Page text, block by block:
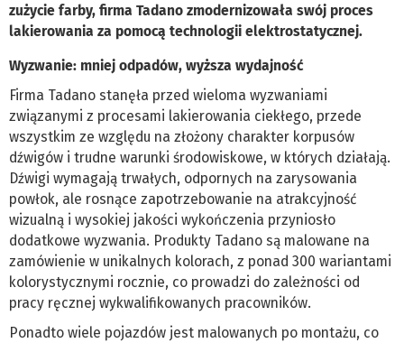
zużycie farby, firma Tadano zmodernizowała swój proces
lakierowania za pomocą technologii elektrostatycznej.
Wyzwanie: mniej odpadów, wyższa wydajność
Firma Tadano stanęła przed wieloma wyzwaniami
związanymi z procesami lakierowania ciekłego, przede
wszystkim ze względu na złożony charakter korpusów
dźwigów i trudne warunki środowiskowe, w których działają.
Dźwigi wymagają trwałych, odpornych na zarysowania
powłok, ale rosnące zapotrzebowanie na atrakcyjność
wizualną i wysokiej jakości wykończenia przyniosło
dodatkowe wyzwania. Produkty Tadano są malowane na
zamówienie w unikalnych kolorach, z ponad 300 wariantami
kolorystycznymi rocznie, co prowadzi do zależności od
pracy ręcznej wykwalifikowanych pracowników.
Ponadto wiele pojazdów jest malowanych po montażu, co